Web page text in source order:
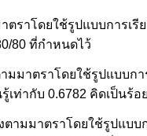
ราโดยใช้รูปแบบการเ
80 ที่กำหนดไว้
มมาตราโดยใช้รูปแบบก
ท่ากับ 0.6782 คิดเป็นร้อ
ามมาตราโดยใช้รูปแบบ